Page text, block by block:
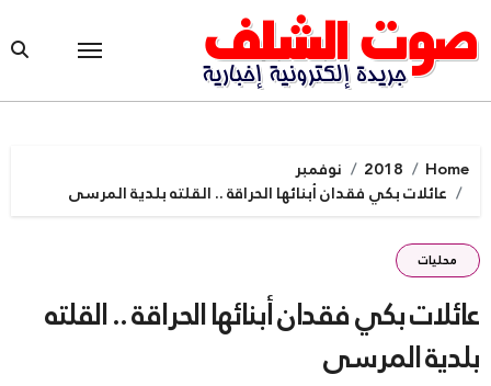
to
content
Home
2018
نوفمبر
عائلات بكي فقدان أبنائها الحراقة .. القلته بلدية المرسى
محليات
عائلات بكي فقدان أبنائها الحراقة .. القلته
بلدية المرسى